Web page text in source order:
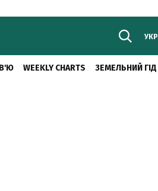
УКР
WEEKLY CHARTS ЗЕМЕЛЬНИЙ ГІД